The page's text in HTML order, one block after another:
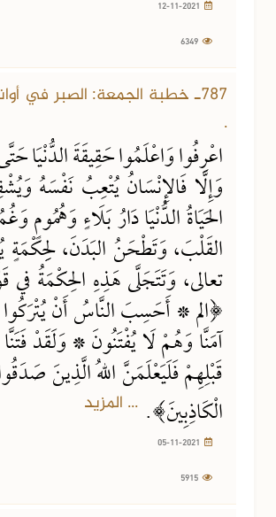
787ـ خطبة الجمعة: الصبر في
.
اعْرِفُوا وَاعْلَمُوا حَقِيقَةَ الدُّنْيَا
وَإِلَّا فَالإِنْسَانُ يُتْعِبُ نَفْسَهُ
الحَيَاةُ الدُّنْيَا دَارُ بَلَاءٍ وَهُمُومٍ
القَلْبَ، وَتَطْحَنُ البَدَنَ، لِحِكْمَةٍ
تعالى، وَتَتَجَلَّى هَذِهِ الحِكْمَةُ في
﴿الم * أَحَسِبَ النَّاسُ أَنْ يُتْرَكُوا
آمَنَّا وَهُمْ لَا يُفْتَنُونَ * وَلَقَدْ
قَبْلِهِمْ فَلَيَعْلَمَنَّ اللهُ الَّذِينَ
الْكَاذِبِينَ﴾. ... المزيد